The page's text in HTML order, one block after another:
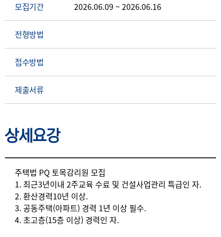
모집기간 2026.06.09 ~ 2026.06.16
전형방법
접수방법
제출서류
상세요강
상세요강
주택법 PQ 토목감리원 모집
1. 최근3년이내 2주교육 수료 및 건설사업관리 특급인 자.
2. 환산경력10년 이상.
3. 공동주택(아파트) 경력 1년 이상 필수.
4. 초고층(15층 이상) 경력인 자.